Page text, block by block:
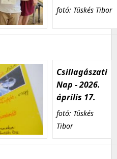
fotó: Tüskés Tibor
Csillagászati
Nap - 2026.
április 17.
fotó: Tüskés
Tibor